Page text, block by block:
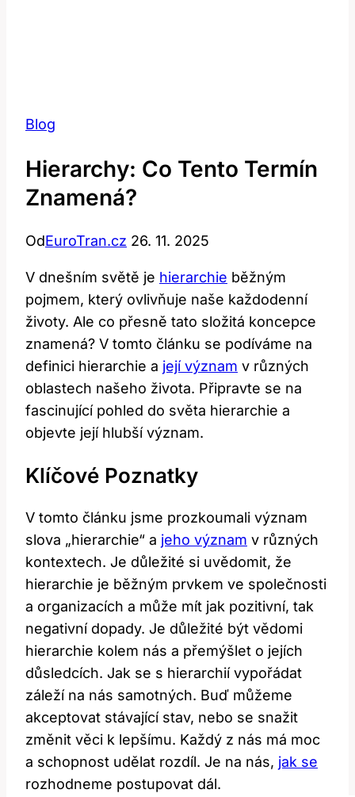
Blog
Hierarchy: Co Tento Termín
Znamená?
OdEuroTran.cz 26. 11. 2025
V dnešním světě je hierarchie běžným
pojmem, který ovlivňuje naše každodenní
životy. Ale co přesně tato složitá koncepce
znamená? V tomto článku se podíváme na
definici hierarchie a její význam v různých
oblastech našeho života. Připravte se na
fascinující pohled do světa hierarchie a
objevte její hlubší význam.
Klíčové Poznatky
V tomto článku jsme prozkoumali význam
slova „hierarchie“ a jeho význam v různých
kontextech. Je důležité si uvědomit, že
hierarchie je běžným prvkem ve společnosti
a organizacích a může mít jak pozitivní, tak
negativní dopady. Je důležité být vědomi
hierarchie kolem nás a přemýšlet o jejích
důsledcích. Jak se s hierarchií vypořádat
záleží na nás samotných. Buď můžeme
akceptovat stávající stav, nebo se snažit
změnit věci k lepšímu. Každý z nás má moc
a schopnost udělat rozdíl. Je na nás, jak se
rozhodneme postupovat dál.